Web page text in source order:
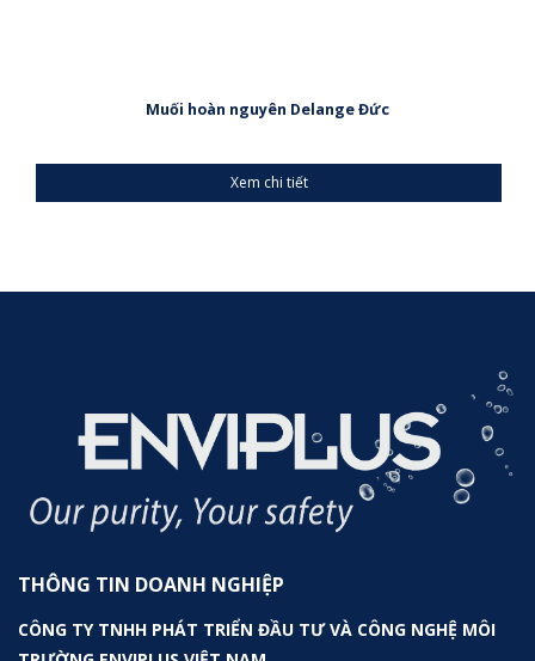
Muối hoàn nguyên Delange Đức
Xem chi tiết
THÔNG TIN DOANH NGHIỆP
CÔNG TY TNHH PHÁT TRIỂN ĐẦU TƯ VÀ CÔNG NGHỆ MÔI